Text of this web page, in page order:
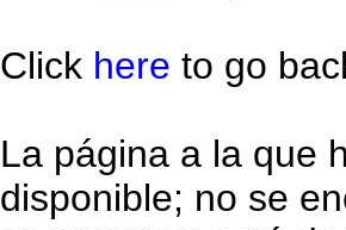
Click here to go
La página a la que
disponible; no se